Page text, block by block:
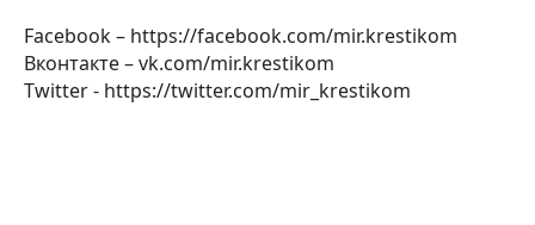
Facebook – https://facebook.com/mir.krestikom
Вконтакте – vk.com/mir.krestikom
Twitter - https://twitter.com/mir_krestikom